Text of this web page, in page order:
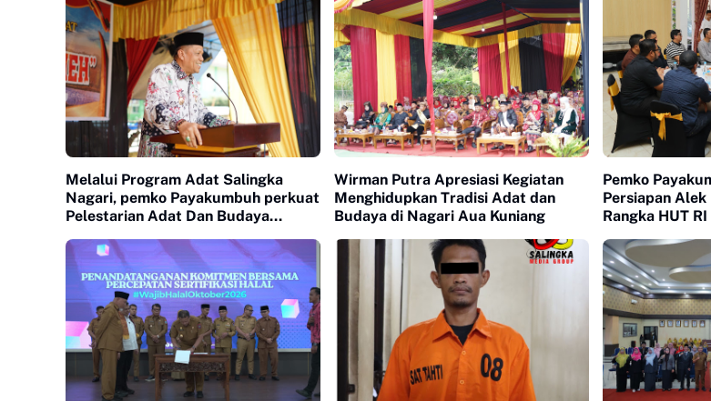
Melalui Program Adat Salingka
Nagari, pemko Payakumbuh perkuat
Pelestarian Adat Dan Budaya
Wirman Putra Apresiasi Kegiatan
Menghidupkan Tradisi Adat dan
Budaya di Nagari Aua Kuniang
Pemko
Persiapan Alek
Rangka HUT RI